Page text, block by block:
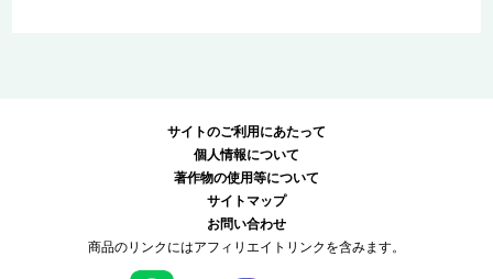
サイトのご利用にあたって
個人情報について
著作物の使用等について
サイトマップ
お問い合わせ
商品のリンクにはアフィリエイトリンクを含みます。